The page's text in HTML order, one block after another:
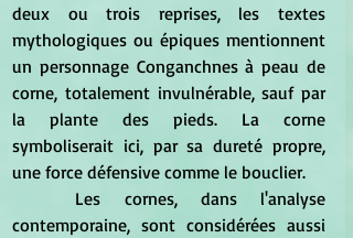
deux ou trois reprises, les textes
mythologiques ou épiques mentionnent
un personnage Conganchnes à peau de
corne, totalement invulnérable, sauf par
la plante des pieds. La corne
symboliserait ici, par sa dureté propre,
une force défensive comme le bouclier.
contemporaine, sont considérées aussi